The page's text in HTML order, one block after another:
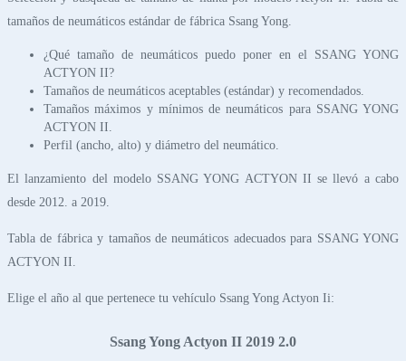
tamaños de neumáticos estándar de fábrica Ssang Yong.
¿Qué tamaño de neumáticos puedo poner en el SSANG YONG
ACTYON II?
Tamaños de neumáticos aceptables (estándar) y recomendados.
Tamaños máximos y mínimos de neumáticos para SSANG YONG
ACTYON II.
Perfil (ancho, alto) y diámetro del neumático.
El lanzamiento del modelo SSANG YONG ACTYON II se llevó a cabo
desde 2012. a 2019.
Tabla de fábrica y tamaños de neumáticos adecuados para SSANG YONG
ACTYON II.
Elige el año al que pertenece tu vehículo Ssang Yong Actyon Ii:
Ssang Yong Actyon II 2019 2.0